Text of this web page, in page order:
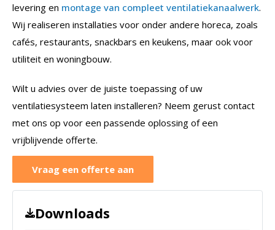
levering en montage van compleet ventilatiekanaalwerk.
Wij realiseren installaties voor onder andere horeca, zoals
cafés, restaurants, snackbars en keukens, maar ook voor
utiliteit en woningbouw.
Wilt u advies over de juiste toepassing of uw
ventilatiesysteem laten installeren? Neem gerust contact
met ons op voor een passende oplossing of een
vrijblijvende offerte.
Vraag een offerte aan
Downloads